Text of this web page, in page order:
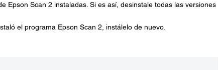
Epson Scan 2 instaladas. Si es así, desinstale todas las versiones
el programa Epson Scan 2, instálelo de nuevo.